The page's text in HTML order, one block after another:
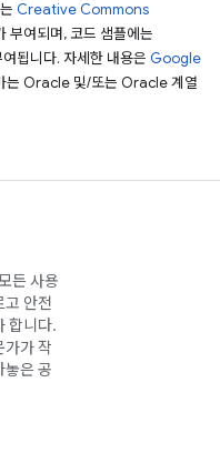
Creative Commons
부여되며, 코드 샘플에는
됩니다. 자세한 내용은 Google
는 Oracle 및/또는 Oracle 계열
든 사용
고 안전
합니다.
가 작
놓은 공